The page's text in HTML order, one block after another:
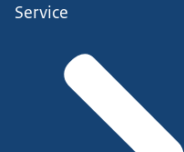
Service